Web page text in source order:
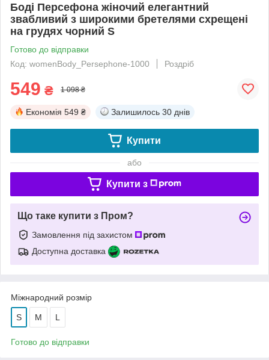
Боді Персефона жіночий елегантний
звабливий з широкими бретелями схрещені
на грудях чорний S
Готово до відправки
Код: womenBody_Persephone-1000
Роздріб
549 ₴ 1 098 ₴
Економія 549 ₴ Залишилось 30 днів
Купити
або
Купити з
Що таке купити з Пром?
Замовлення під захистом
Доступна доставка
Міжнародний розмір
S M L
Готово до відправки